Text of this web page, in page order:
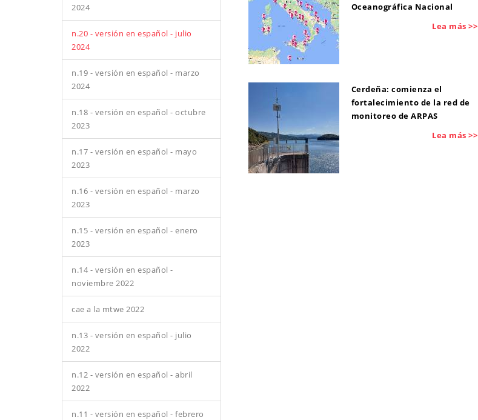
2024
n.20 - versión en español - julio
2024
n.19 - versión en español - marzo
2024
n.18 - versión en español - octubre
2023
n.17 - versión en español - mayo
2023
n.16 - versión en español - marzo
2023
n.15 - versión en español - enero
2023
n.14 - versión en español -
noviembre 2022
cae a la mtwe 2022
n.13 - versión en español - julio
2022
n.12 - versión en español - abril
2022
n.11 - versión en español - febrero
Oceanográfica Nacional
Lea más >>
Cerdeña: comienza el
fortalecimiento de la red de
monitoreo de ARPAS
Lea más >>